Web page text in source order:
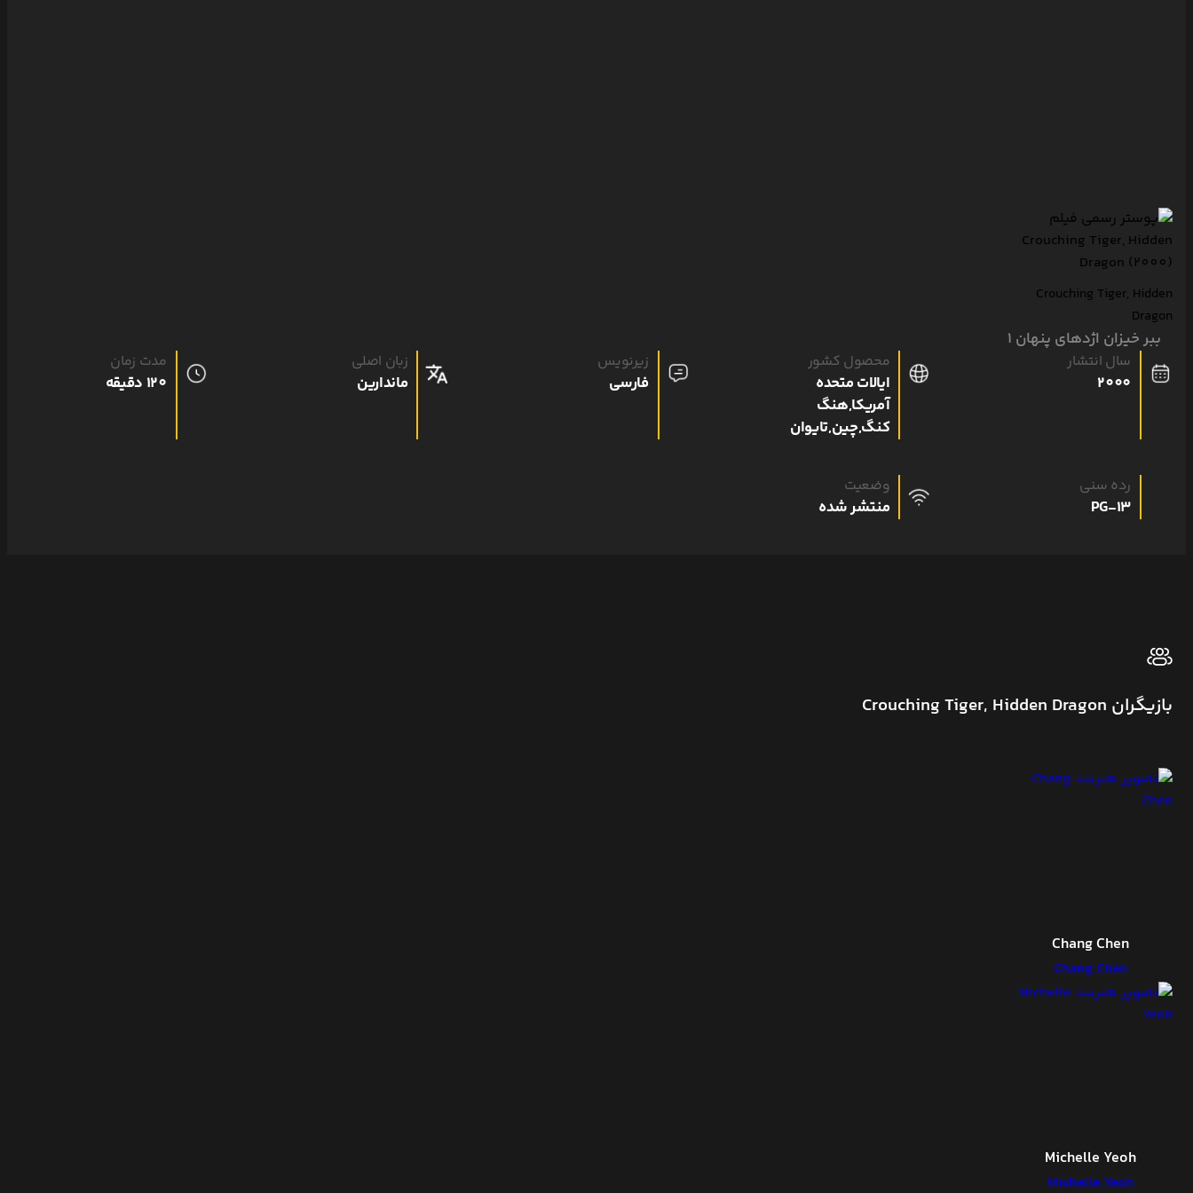
Crouching Tiger, Hidden
Dragon
ببر خیزان اژدهای پنهان 1
سال انتشار
2000
محصول کشور
ایالات متحده
آمریکا,هنگ
کنگ,چین,تایوان
زیرنویس
فارسی
زبان اصلی
ماندارین
مدت زمان
120 دقیقه
رده سنی
PG-13
وضعیت
منتشر شده
بازیگران Crouching Tiger, Hidden Dragon
Chang Chen
Chang Chen
Michelle Yeoh
Michelle Yeoh